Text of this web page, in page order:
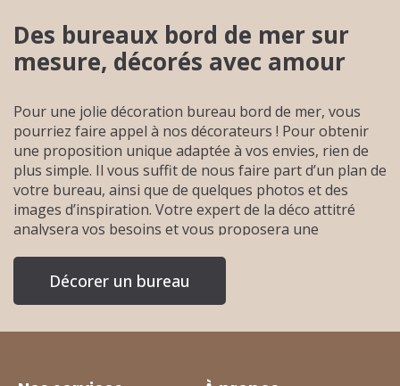
Des bureaux bord de mer sur
mesure, décorés avec amour
Pour une jolie décoration bureau bord de mer, vous
pourriez faire appel à nos décorateurs ! Pour obtenir
une proposition unique adaptée à vos envies, rien de
plus simple. Il vous suffit de nous faire part d’un plan de
votre bureau, ainsi que de quelques photos et des
images d’inspiration. Votre expert de la déco attitré
analysera vos besoins et vous proposera une
mettre dans votre aménagement, votre décorateur
vous proposera un projet accessible, vous permettant
de recréer en totalité ou en partie cette réalisation. En
Décorer un bureau